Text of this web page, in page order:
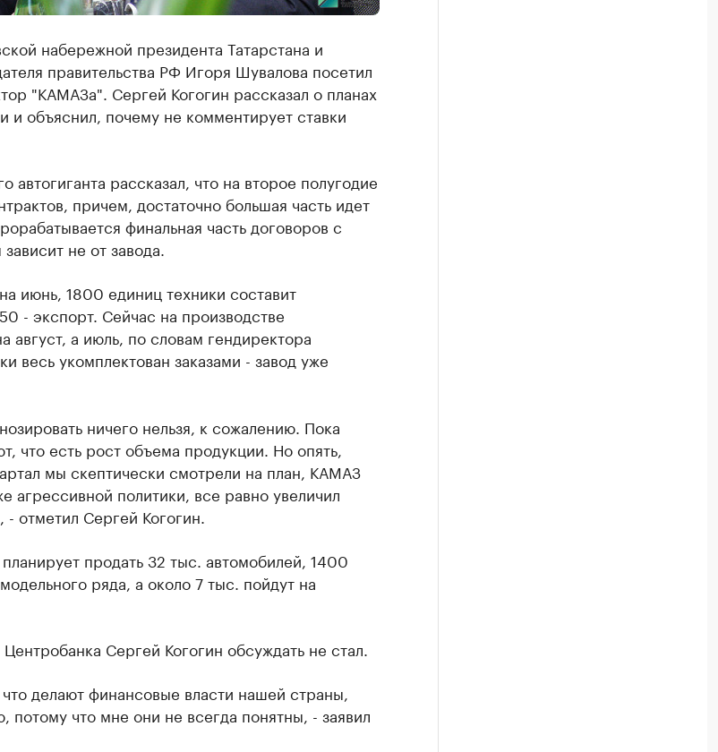
набережной президента Татарстана и
правительства РФ Игоря Шувалова посетил
"КАМАЗа". Сергей Когогин рассказал о планах
и объяснил, почему не комментирует ставки
автогиганта рассказал, что на второе полугодие
причем, достаточно большая часть идет
финальная часть договоров с
не от завода.
июнь, 1800 единиц техники составит
- экспорт. Сейчас на производстве
август, а июль, по словам гендиректора
весь укомплектован заказами - завод уже
ничего нельзя, к сожалению. Пока
что есть рост объема продукции. Но опять,
мы скептически смотрели на план, КАМАЗ
агрессивной политики, все равно увеличил
отметил Сергей Когогин.
продать 32 тыс. автомобилей, 1400
ряда, а около 7 тыс. пойдут на
Сергей​ Когогин обсуждать не стал.
делают финансовые власти нашей страны,
потому что мне они не всегда понятны, - заявил